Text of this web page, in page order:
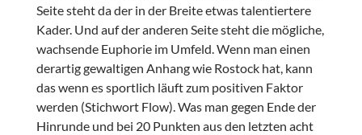
Seite steht da der in der Breite etwas talentiertere
Kader. Und auf der anderen Seite steht die mögliche,
wachsende Euphorie im Umfeld. Wenn man einen
derartig gewaltigen Anhang wie Rostock hat, kann
das wenn es sportlich läuft zum positiven Faktor
werden (Stichwort Flow). Was man gegen Ende der
Hinrunde und bei 20 Punkten aus den letzten acht